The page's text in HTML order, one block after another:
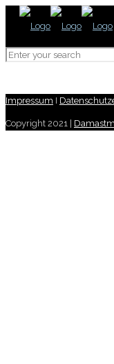
Impressum I
Copyright 2021 |